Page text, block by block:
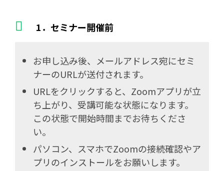
1．セミナー開催前
お申し込み後、メールアドレス宛にセミ
ナーのURLが送付されます。
URLをクリックすると、Zoomアプリが立
ち上がり、受講可能な状態になります。
この状態で開始時間までお待ちくださ
い。
パソコン、スマホでZoomの接続確認やア
プリのインストールをお願いします。